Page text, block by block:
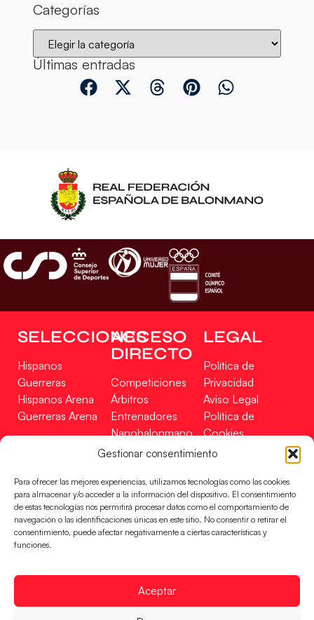
Gestionar consentimiento
Para ofrecer las mejores experiencias, utilizamos tecnologías como las cookies
para almacenar y/o acceder a la información del dispositivo. El consentimiento
de estas tecnologías nos permitirá procesar datos como el comportamiento de
navegación o las identificaciones únicas en este sitio. No consentir o retirar el
consentimiento, puede afectar negativamente a ciertas características y
funciones.
Aceptar
Categorías
Últimas entradas
SELECCIONES
Hispanos
Guerreras
Hispanos Arena
Guerreras Arena
ACCESO
DIRECTO
Competiciones
Árbitros
Entrenadores
Nanobalonmano
Tienda
LEGAL
Política de
Privacidad
Aviso Legal
Política de
Cookies
Mapa Web
Incidencias
CONTACTO
EN
FINANCIADO